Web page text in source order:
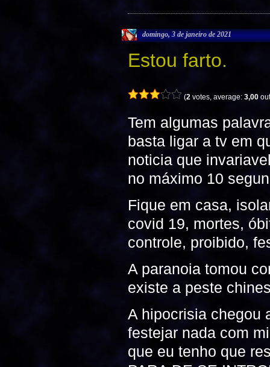
domingo, 3 de janeiro de 2021
Estou farto.
(2 votes, average:3,00
Tem algumas
basta ligar a tv em
noticia que
no máximo 10
Fique em casa,
covid 19, mortes,
controle, proibido,
A paranoia tomou
existe a peste
A hipocrisia chegou
festejar nada com
que eu tenho que